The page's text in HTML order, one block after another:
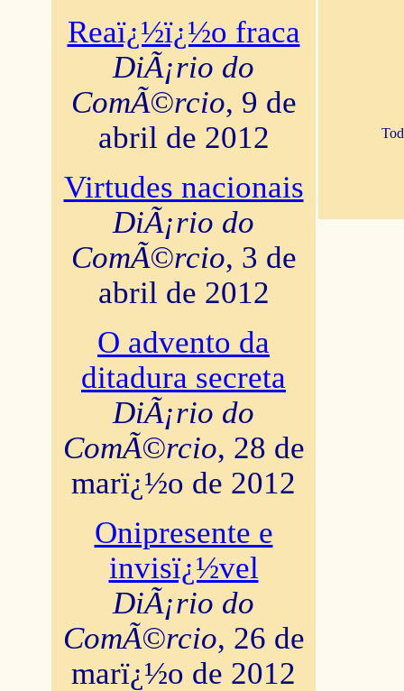
Reaï¿½ï¿½o fraca
DiÃ¡rio do
ComÃ©rcio, 9 de
abril de 2012
Virtudes nacionais
DiÃ¡rio do
ComÃ©rcio, 3 de
abril de 2012
O advento da
ditadura secreta
DiÃ¡rio do
ComÃ©rcio, 28 de
marï¿½o de 2012
Onipresente e
invisï¿½vel
DiÃ¡rio do
ComÃ©rcio, 26 de
marï¿½o de 2012